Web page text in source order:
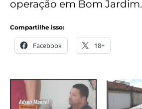
operação em Bom Jardim.
Compartilhe isso:
Facebook 18+